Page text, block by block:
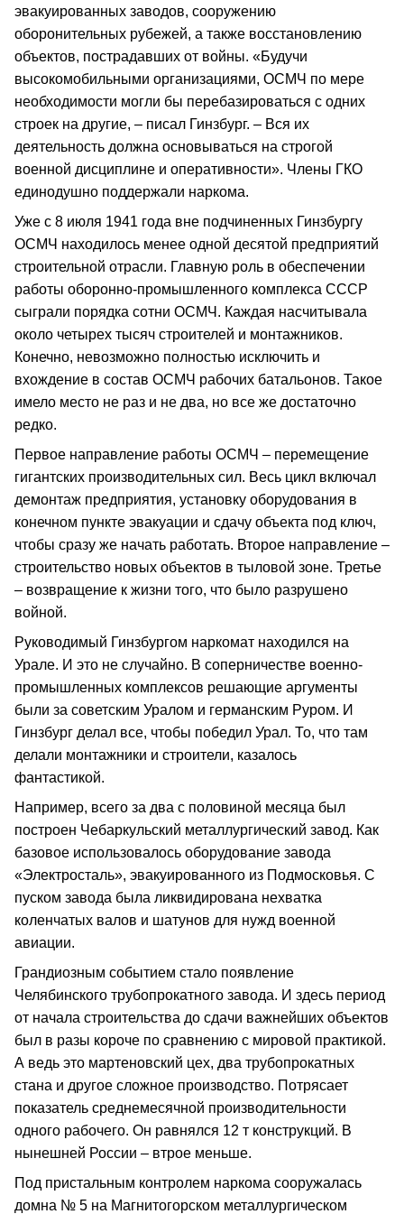
эвакуированных заводов, сооружению
оборонительных рубежей, а также восстановлению
объектов, пострадавших от войны. «Будучи
высокомобильными организациями, ОСМЧ по мере
необходимости могли бы перебазироваться с одних
строек на другие, – писал Гинзбург. – Вся их
деятельность должна основываться на строгой
военной дисциплине и оперативности». Члены ГКО
единодушно поддержали наркома.
Уже с 8 июля 1941 года вне подчиненных Гинзбургу
ОСМЧ находилось менее одной десятой предприятий
строительной отрасли. Главную роль в обеспечении
работы оборонно-промышленного комплекса СССР
сыграли порядка сотни ОСМЧ. Каждая насчитывала
около четырех тысяч строителей и монтажников.
Конечно, невозможно полностью исключить и
вхождение в состав ОСМЧ рабочих батальонов. Такое
имело место не раз и не два, но все же достаточно
редко.
Первое направление работы ОСМЧ – перемещение
гигантских производительных сил. Весь цикл включал
демонтаж предприятия, установку оборудования в
конечном пункте эвакуации и сдачу объекта под ключ,
чтобы сразу же начать работать. Второе направление –
строительство новых объектов в тыловой зоне. Третье
– возвращение к жизни того, что было разрушено
войной.
Руководимый Гинзбургом наркомат находился на
Урале. И это не случайно. В соперничестве военно-
промышленных комплексов решающие аргументы
были за советским Уралом и германским Руром. И
Гинзбург делал все, чтобы победил Урал. То, что там
делали монтажники и строители, казалось
фантастикой.
Например, всего за два с половиной месяца был
построен Чебаркульский металлургический завод. Как
базовое использовалось оборудование завода
«Электросталь», эвакуированного из Подмосковья. С
пуском завода была ликвидирована нехватка
коленчатых валов и шатунов для нужд военной
авиации.
Грандиозным событием стало появление
Челябинского трубопрокатного завода. И здесь период
от начала строительства до сдачи важнейших объектов
был в разы короче по сравнению с мировой практикой.
А ведь это мартеновский цех, два трубопрокатных
стана и другое сложное производство. Потрясает
показатель среднемесячной производительности
одного рабочего. Он равнялся 12 т конструкций. В
нынешней России – втрое меньше.
Под пристальным контролем наркома сооружалась
домна № 5 на Магнитогорском металлургическом